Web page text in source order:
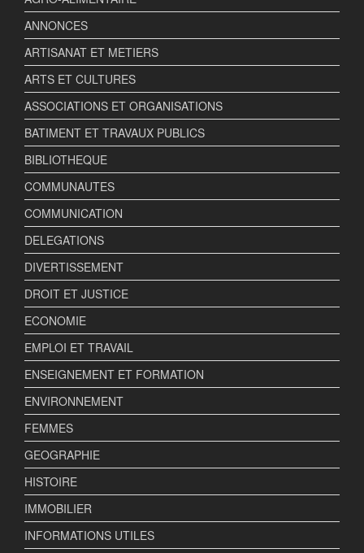
ANNONCES
ARTISANAT ET METIERS
ARTS ET CULTURES
ASSOCIATIONS ET ORGANISATIONS
BATIMENT ET TRAVAUX PUBLICS
BIBLIOTHEQUE
COMMUNAUTES
COMMUNICATION
DELEGATIONS
DIVERTISSEMENT
DROIT ET JUSTICE
ECONOMIE
EMPLOI ET TRAVAIL
ENSEIGNEMENT ET FORMATION
ENVIRONNEMENT
FEMMES
GEOGRAPHIE
HISTOIRE
IMMOBILIER
INFORMATIONS UTILES